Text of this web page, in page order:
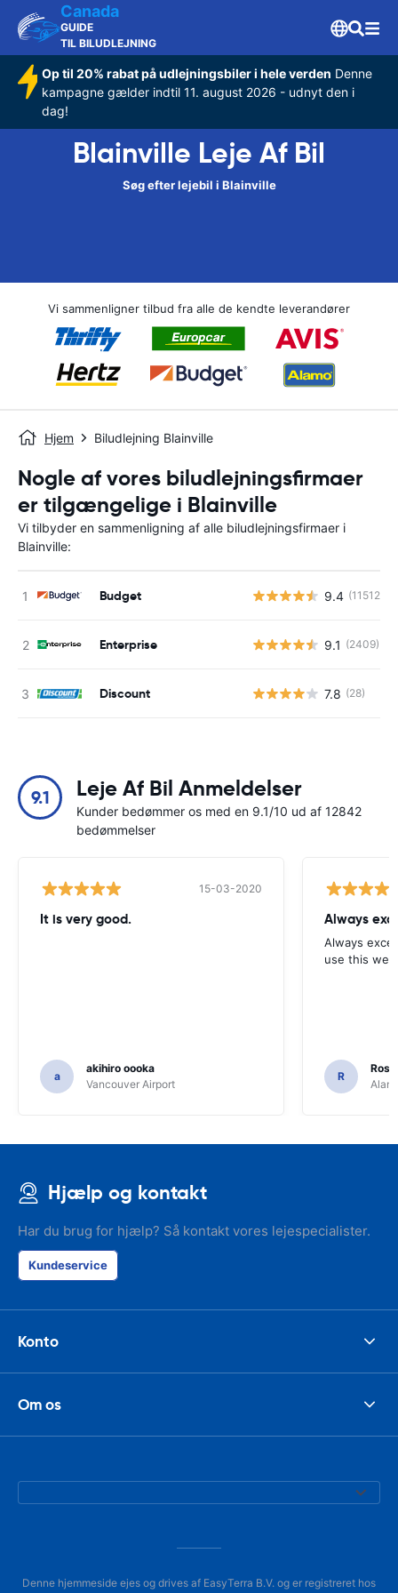
Canada
GUIDE
TIL BILUDLEJNING
Op til 20% rabat på udlejningsbiler i hele verden Denne
kampagne gælder indtil 11. august 2026 - udnyt den i
dag!
Blainville Leje Af Bil
Søg efter lejebil i Blainville
Vi sammenligner tilbud fra alle de kendte leverandører
Hjem Biludlejning Blainville
Nogle af vores biludlejningsfirmaer
er tilgængelige i Blainville
Vi tilbyder en sammenligning af alle biludlejningsfirmaer i
Blainville:
Budget 9.4 (11512)
Enterprise 9.1 (2409)
Discount 7.8 (28)
9.1 Leje Af Bil Anmeldelser
Kunder bedømmer os med en 9.1/10 ud af 12842
bedømmelser
15-03-2020
It is very good.
a
akihiro oooka
Vancouver Airport
Always
Always
use this
R
Hjælp og kontakt
Har du brug for hjælp? Så kontakt vores lejespecialister.
Kundeservice
Konto
Om os
Denne hjemmeside ejes og drives af EasyTerra B.V. og er registreret hos